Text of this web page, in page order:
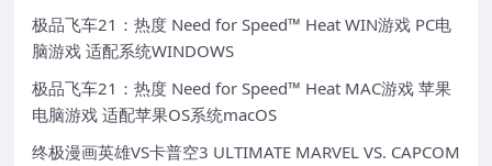
极品飞车21：热度 Need for Speed™ Heat WIN游戏 PC电
脑游戏 适配系统WINDOWS
极品飞车21：热度 Need for Speed™ Heat MAC游戏 苹果
电脑游戏 适配苹果OS系统macOS
终极漫画英雄VS卡普空3 ULTIMATE MARVEL VS. CAPCOM